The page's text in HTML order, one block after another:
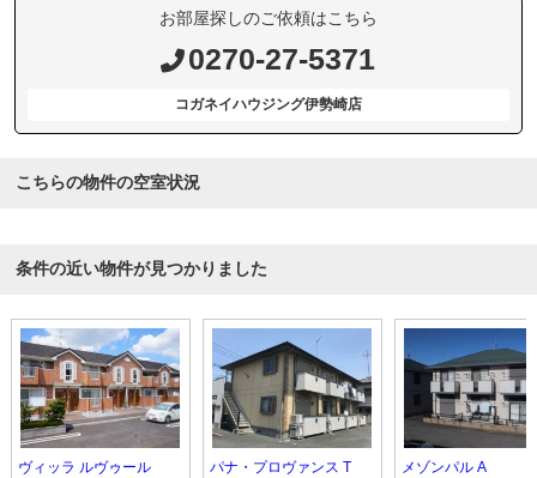
お部屋探しのご依頼はこちら
0270-27-5371
コガネイハウジング伊勢崎店
こちらの物件の空室状況
条件の近い物件が見つかりました
ヴィッラ ルヴゥール
パナ・プロヴァンス T
メゾンパル A